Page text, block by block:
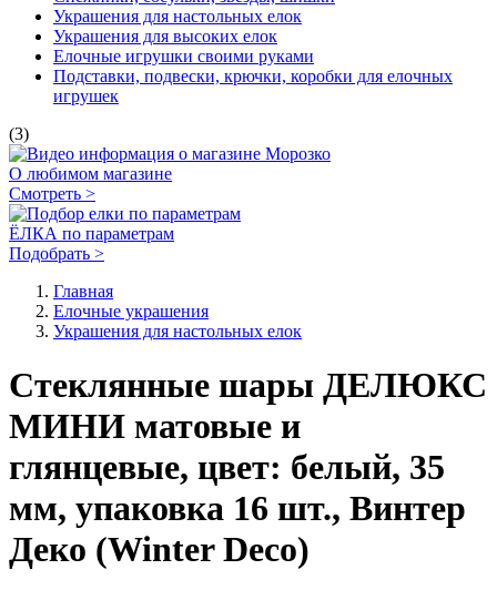
Ёлка по параметрамНа портале поставщиков
АДРЕС
115230, Москва, Электролитный
проезд, д.3, с.2
+7 (495) 984-05-25
оптовикам
ПОДКАТАЛОГ РАЗДЕЛА
Елочные украшения
Винтажные украшения мировых брендов
Украшения из стекла (все бренды)
Стеклянные украшения ручной работы Инге Глас (Inge
Glas), Германия
Стеклянные украшения ручной работы Марк Робертс
(Mark Roberts), США
Стеклянные украшения фабрики Ёлочка, (Россия) и
Елочные игрушки из пластика, металла, пеноплекса
Тематические коллекции елочных и интерьерных
украшений
Снежинки, сосульки, звезды, шишки
Украшения для настольных елок
Украшения для высоких елок
Елочные игрушки своими руками
Подставки, подвески, крючки, коробки для елочных
игрушек